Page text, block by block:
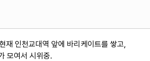
재 인천교대역 앞에 바리케이트를 쌓고,
모여서 시위중.